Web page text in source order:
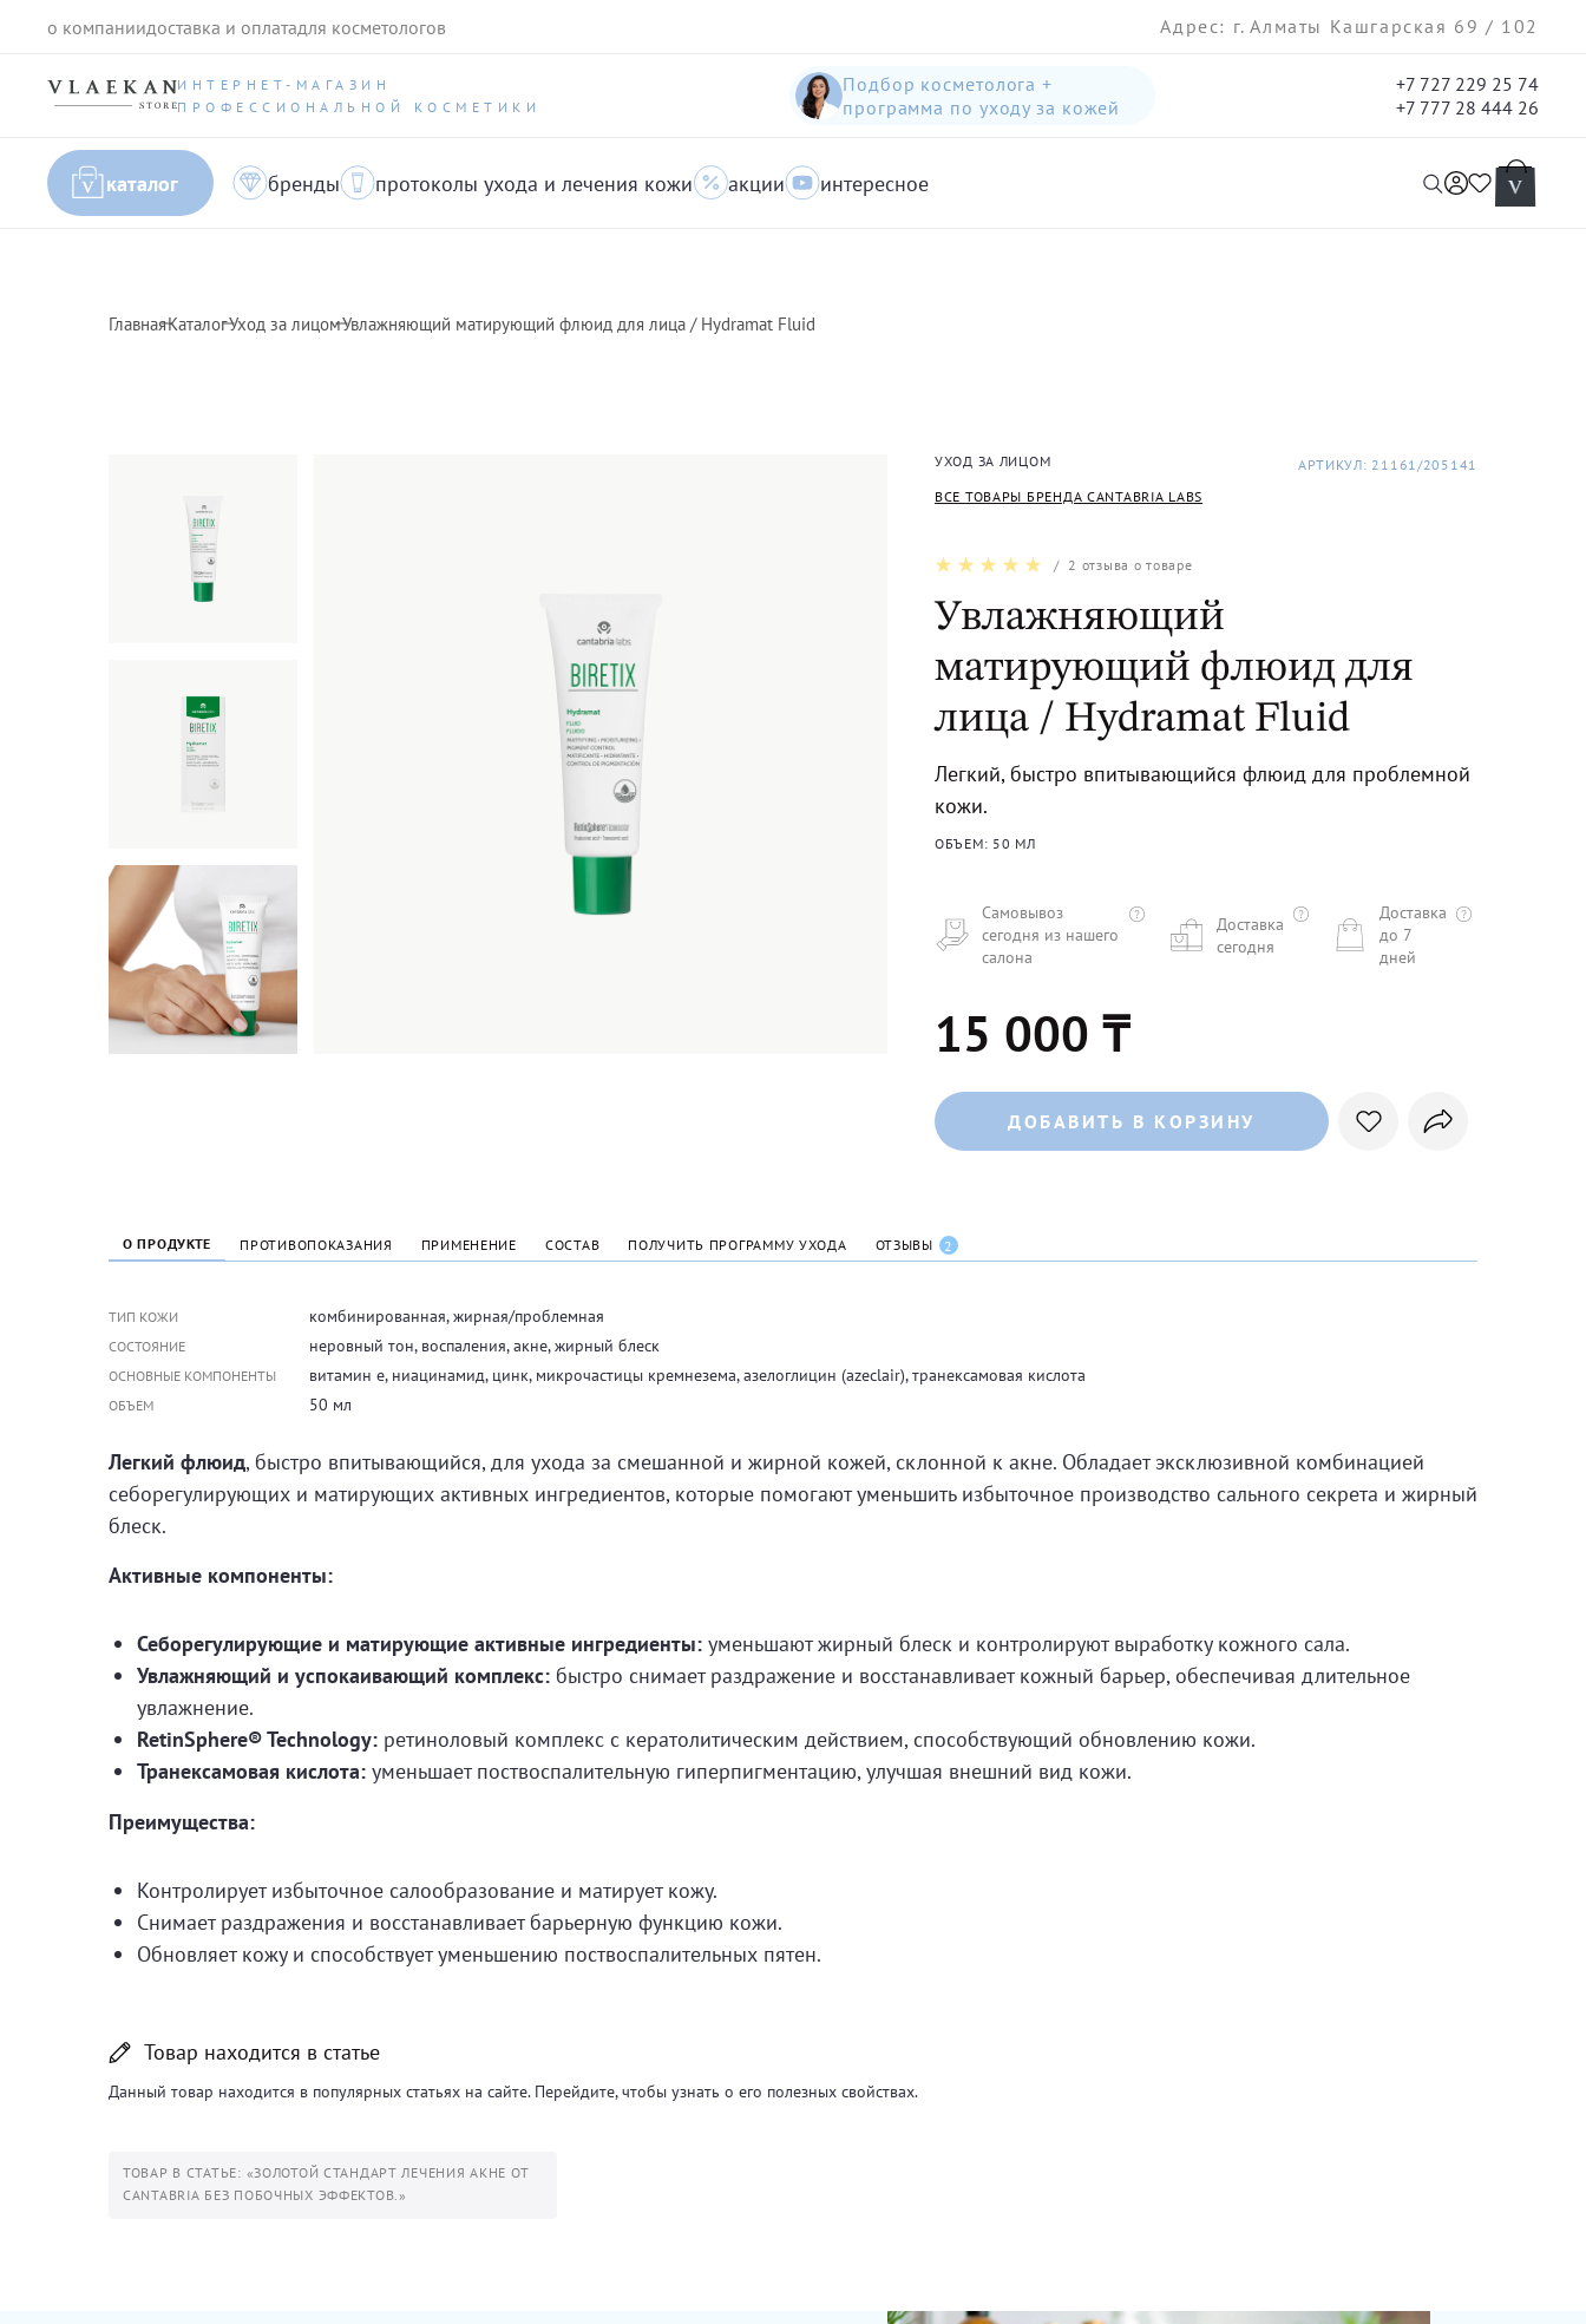
о компаниидоставка и оплатадля косметологов Адрес: г. Алматы Кашгарская 69 / 102
ИНТЕРНЕТ-МАГАЗИН
ПРОФЕССИОНАЛЬНОЙ КОСМЕТИКИ
Подбор косметолога +
программа по уходу за кожей
+7 727 229 25 74
+7 777 28 444 26
каталог бренды протоколы ухода и лечения кожи акции интересное
ГлавнаяКаталогУход за лицомУвлажняющий матирующий флюид для лица / Hydramat Fluid
УХОД ЗА ЛИЦОМ
ВСЕ ТОВАРЫ БРЕНДА CANTABRIA LABS
АРТИКУЛ: 21161/205141
/ 2 отзыва о товаре
Увлажняющий
матирующий флюид для
лица / Hydramat Fluid
Легкий, быстро впитывающийся флюид для проблемной
кожи.
ОБЪЕМ: 50 МЛ
Самовывоз
сегодня из нашего
салона
Доставка
сегодня
Доставка
до 7
дней
15 000 ₸
ДОБАВИТЬ В КОРЗИНУ
О ПРОДУКТЕ ПРОТИВОПОКАЗАНИЯ ПРИМЕНЕНИЕ СОСТАВ ПОЛУЧИТЬ ПРОГРАММУ УХОДА ОТЗЫВЫ 2
ТИП КОЖИ комбинированная, жирная/проблемная
СОСТОЯНИЕ неровный тон, воспаления, акне, жирный блеск
ОСНОВНЫЕ КОМПОНЕНТЫ витамин е, ниацинамид, цинк, микрочастицы кремнезема, азелоглицин (azeclair), транексамовая кислота
ОБЪЕМ 50 мл
Легкий флюид, быстро впитывающийся, для ухода за смешанной и жирной кожей, склонной к акне. Обладает эксклюзивной комбинацией
себорегулирующих и матирующих активных ингредиентов, которые помогают уменьшить избыточное производство сального секрета и жирный
блеск.
Активные компоненты:
Себорегулирующие и матирующие активные ингредиенты: уменьшают жирный блеск и контролируют выработку кожного сала.
Увлажняющий и успокаивающий комплекс: быстро снимает раздражение и восстанавливает кожный барьер, обеспечивая длительное
увлажнение.
RetinSphere® Technology: ретиноловый комплекс с кератолитическим действием, способствующий обновлению кожи.
Транексамовая кислота: уменьшает поствоспалительную гиперпигментацию, улучшая внешний вид кожи.
Преимущества:
Контролирует избыточное салообразование и матирует кожу.
Снимает раздражения и восстанавливает барьерную функцию кожи.
Обновляет кожу и способствует уменьшению поствоспалительных пятен.
Товар находится в статье
Данный товар находится в популярных статьях на сайте. Перейдите, чтобы узнать о его полезных свойствах.
ТОВАР В СТАТЬЕ: «ЗОЛОТОЙ СТАНДАРТ ЛЕЧЕНИЯ АКНЕ ОТ
CANTABRIA БЕЗ ПОБОЧНЫХ ЭФФЕКТОВ.»